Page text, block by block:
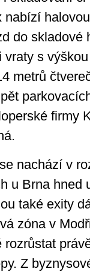
do skladové
s
metrů
firmy
nachází v
u Brna hned
také exity
zóna v
Z